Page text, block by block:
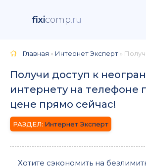
fixicomp.ru
Главная » Интернет Эксперт » Получи доступ к
Получи доступ к
интернету на телефоне
цене прямо сейчас!
Интернет Эксперт
Хотите сэкономить на